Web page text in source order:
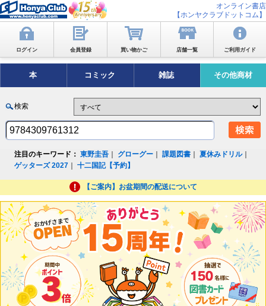
オンライン書店
【ホンヤクラブドットコム】
ログイン 会員登録 買い物かご 店舗一覧 ご利用ガイド
本 コミック 雑誌 その他商材
検索
注目のキーワード： 東野圭吾 グローグー ｜課題図書 ｜夏休みドリル｜
ゲッターズ 2027 ｜十二国記【予約】
【ご案内】お盆期間の配送について